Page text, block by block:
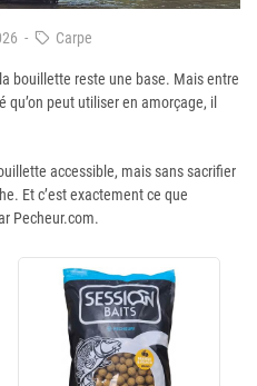
- Carpe
bouillette reste une base. Mais entre
peut utiliser en amorçage, il
accessible, mais sans sacrifier
Et c’est exactement ce que
Pecheur.com.